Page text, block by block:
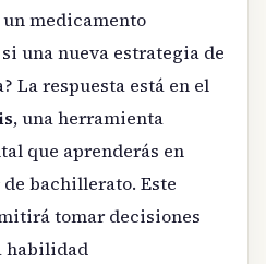
medicamento
una nueva estrategia de
La respuesta está en el
, una herramienta
que aprenderás en
de bachillerato. Este
tomar decisiones
habilidad